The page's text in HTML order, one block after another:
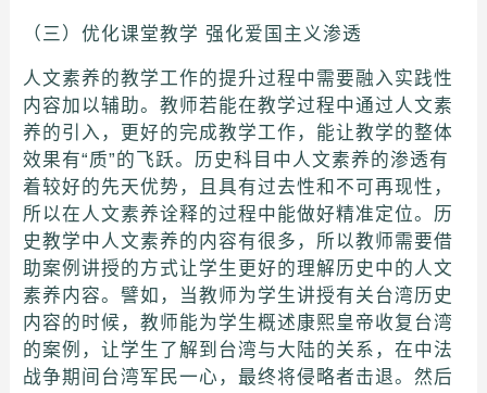
（三）优化课堂教学 强化爱国主义渗透
人文素养的教学工作的提升过程中需要融入实践性
内容加以辅助。教师若能在教学过程中通过人文素
养的引入，更好的完成教学工作，能让教学的整体
效果有“质”的飞跃。历史科目中人文素养的渗透有
着较好的先天优势，且具有过去性和不可再现性，
所以在人文素养诠释的过程中能做好精准定位。历
史教学中人文素养的内容有很多，所以教师需要借
助案例讲授的方式让学生更好的理解历史中的人文
素养内容。譬如，当教师为学生讲授有关台湾历史
内容的时候，教师能为学生概述康熙皇帝收复台湾
的案例，让学生了解到台湾与大陆的关系，在中法
战争期间台湾军民一心，最终将侵略者击退。然后